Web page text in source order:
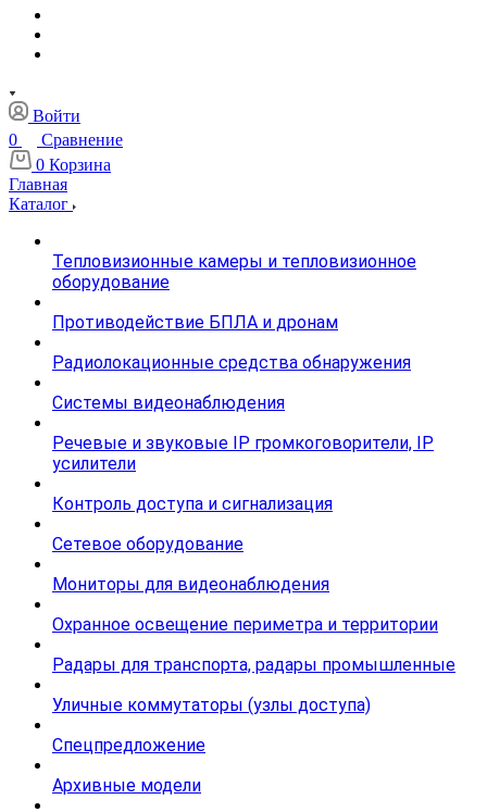
Войти
0
Сравнение
0 Корзина
Главная
Каталог
Тепловизионные камеры и тепловизионное
оборудование
Противодействие БПЛА и дронам
Радиолокационные средства обнаружения
Системы видеонаблюдения
Речевые и звуковые IP громкоговорители, IP
усилители
Контроль доступа и сигнализация
Сетевое оборудование
Мониторы для видеонаблюдения
Охранное освещение периметра и территории
Радары для транспорта, радары промышленные
Уличные коммутаторы (узлы доступа)
Спецпредложение
Архивные модели